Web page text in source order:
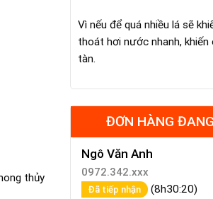
thủy
Vì nếu để quá nhiều lá sẽ
thoát hơi nước nhanh, khiến
tàn.
ĐƠN HÀNG
Ngô Văn Anh
0972.342.xxx
Đã tiếp nhận (8h30:20)